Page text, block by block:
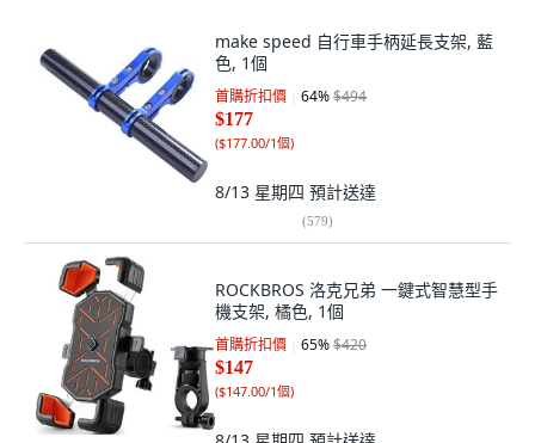
make speed 自行車手柄延長支架, 藍
色, 1個
首購折扣價 64%$494
$177
($177.00/1個)
8/13 星期四 預計送達
(579)
ROCKBROS 洛克兄弟 一鍵式智慧型手
機支架, 橘色, 1個
首購折扣價 65%$420
$147
($147.00/1個)